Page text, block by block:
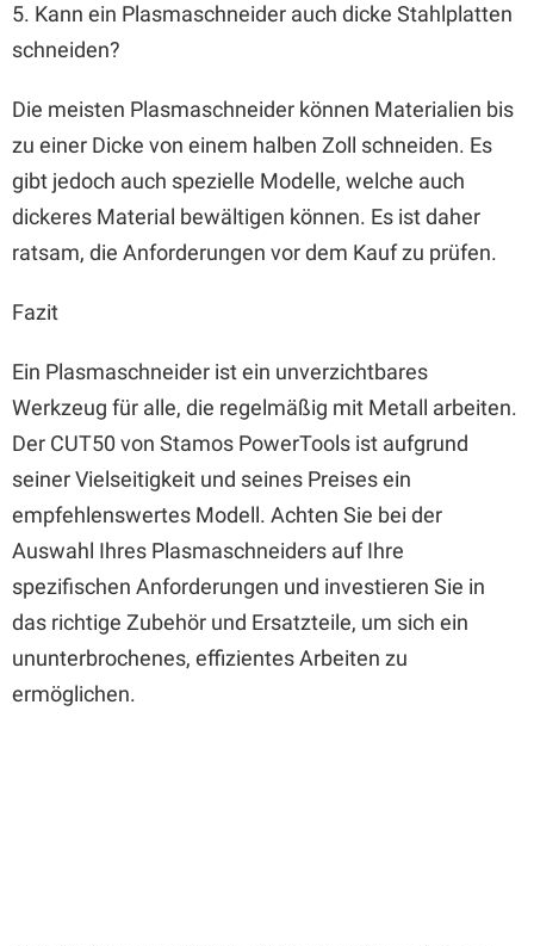
5. Kann ein Plasmaschneider auch dicke Stahlplatten
schneiden?
Die meisten Plasmaschneider können Materialien bis
zu einer Dicke von einem halben Zoll schneiden. Es
gibt jedoch auch spezielle Modelle, welche auch
dickeres Material bewältigen können. Es ist daher
ratsam, die Anforderungen vor dem Kauf zu prüfen.
Fazit
Ein Plasmaschneider ist ein unverzichtbares
Werkzeug für alle, die regelmäßig mit Metall arbeiten.
Der CUT50 von Stamos PowerTools ist aufgrund
seiner Vielseitigkeit und seines Preises ein
empfehlenswertes Modell. Achten Sie bei der
Auswahl Ihres Plasmaschneiders auf Ihre
spezifischen Anforderungen und investieren Sie in
das richtige Zubehör und Ersatzteile, um sich ein
ununterbrochenes, effizientes Arbeiten zu
ermöglichen.